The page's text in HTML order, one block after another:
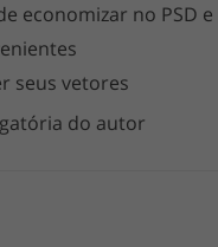
economizar no PSD e
seus vetores
do autor